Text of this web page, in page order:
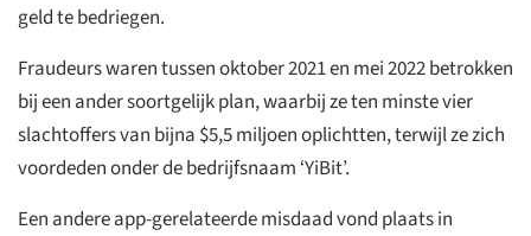
geld te bedriegen.
Fraudeurs waren tussen oktober 2021 en mei 2022 betrokken
bij een ander soortgelijk plan, waarbij ze ten minste vier
slachtoffers van bijna $5,5 miljoen oplichtten, terwijl ze zich
voordeden onder de bedrijfsnaam ‘YiBit’.
Een andere app-gerelateerde misdaad vond plaats in